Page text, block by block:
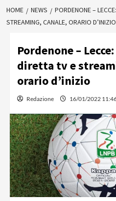
HOME NEWS
PORDENONE –
STREAMING, CANALE, ORARIO D’INIZIO
Pordenone –
diretta tv e
orario d’inizio
Redazione 16/01/2022